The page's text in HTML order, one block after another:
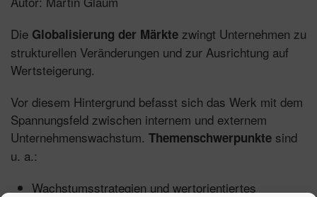
Die Globalisierung der Märkte zwingt Unternehmen zu
strukturellen Veränderungen und zur Ausrichtung auf
Wertsteigerung.
Vor diesem Hintergrund befasst sich das Werk mit dem
Spannungsfeld zwischen internem und externem
Unternehmenswachstum. Themenschwerpunkte sind
u. a.:
Wachstumsstrategien und wertorientiertes